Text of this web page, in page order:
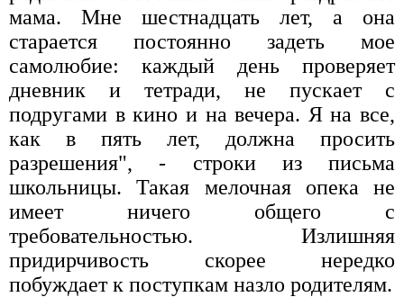
мама. Мне шестнадцать лет, а она
старается постоянно задеть мое
самолюбие: каждый день проверяет
дневник и тетради, не пускает с
подругами в кино и на вечера. Я на все,
как в пять лет, должна просить
разрешения", - строки из письма
школьницы. Такая мелочная опека не
имеет ничего общего с
требовательностью. Излишняя
придирчивость скорее нередко
побуждает к поступкам назло родителям.